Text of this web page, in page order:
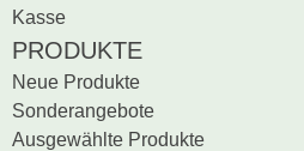
Kasse
PRODUKTE
Neue Produkte
Sonderangebote
Ausgewählte Produkte